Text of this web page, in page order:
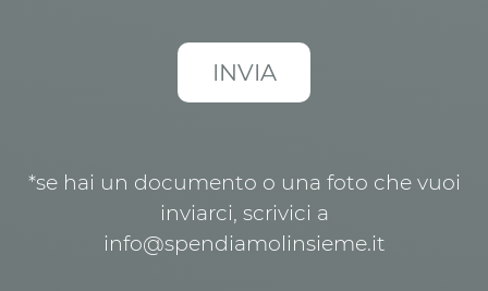
*se hai un documento o una foto che vuoi
inviarci, scrivici a
info@spendiamolinsieme.it